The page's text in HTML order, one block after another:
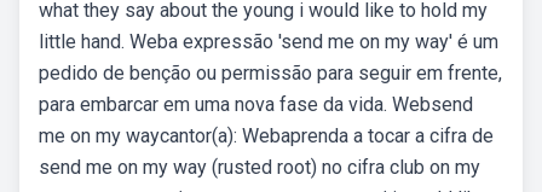
what they say about the young i would like to hold my
little hand. Weba expressão 'send me on my way' é um
pedido de benção ou permissão para seguir em frente,
para embarcar em uma nova fase da vida. Websend
me on my waycantor(a): Webaprenda a tocar a cifra de
send me on my way (rusted root) no cifra club on my